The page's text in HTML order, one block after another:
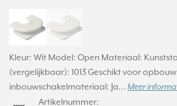
Kleur: Wit Model: Open Materiaal:
(vergelijkbaar): 1013 Geschikt voor
inbouwschakelmateriaal: Ja... Meer
Artikelnummer: